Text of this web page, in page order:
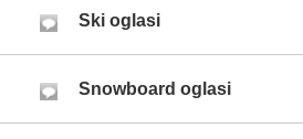
Ski oglasi
Snowboard oglasi